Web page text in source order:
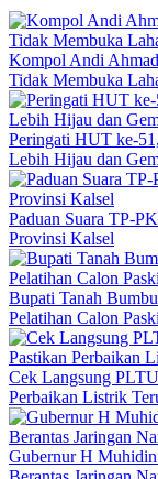
Kompol Andi
Tidak Membuka
Peringati HUT ke-
Lebih Hijau dan
Paduan Suara TP-
Provinsi Kalsel
Bupati Tanah
Pelatihan Calon
Cek Langsung
Perbaikan Listrik
Gubernur H